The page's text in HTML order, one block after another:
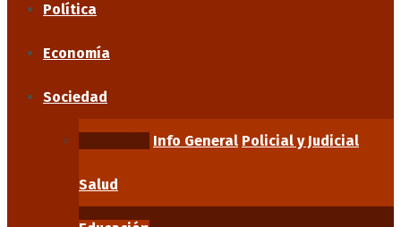
Política
Economía
Sociedad
Info General Policial y Judicial
Salud